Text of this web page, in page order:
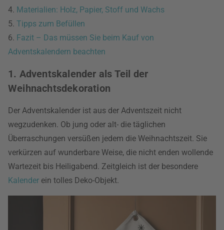
4. Materialien: Holz, Papier, Stoff und Wachs
5. Tipps zum Befüllen
6. Fazit – Das müssen Sie beim Kauf von
Adventskalendern beachten
1. Adventskalender als Teil der
Weihnachtsdekoration
Der Adventskalender ist aus der Adventszeit nicht
wegzudenken. Ob jung oder alt- die täglichen
Überraschungen versüßen jedem die Weihnachtszeit. Sie
verkürzen auf wunderbare Weise, die nicht enden wollende
Wartezeit bis Heiligabend. Zeitgleich ist der besondere
Kalender ein tolles Deko-Objekt.